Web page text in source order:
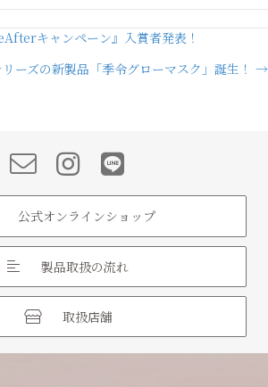
キャンペーン』入賞者発表！
ーズの新製品「季令グローマスク」誕生！ →
公式オンラインショップ
製品取扱の流れ
取扱店舗